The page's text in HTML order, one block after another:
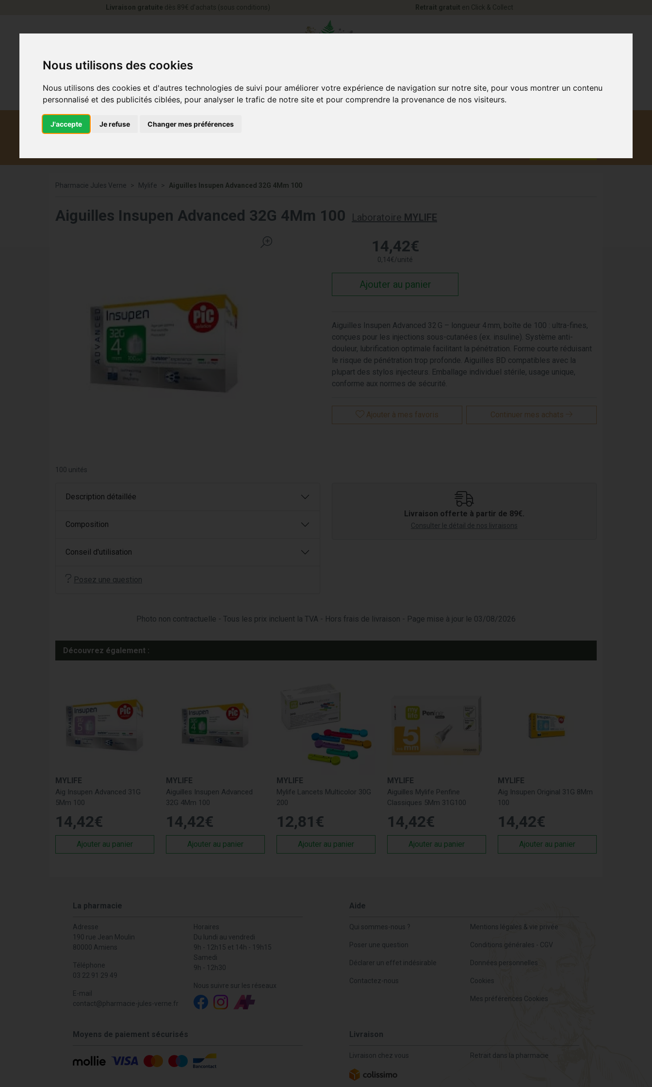
Nous utilisons des cookies
Nous utilisons des cookies et d'autres technologies de suivi pour améliorer votre expérience de navigation sur notre site, pour vous montrer un contenu
personnalisé et des publicités ciblées, pour analyser le trafic de notre site et pour comprendre la provenance de nos visiteurs.
J'accepte Je refuse Changer mes préférences
Livraison gratuite dès 89€ d’achats (sous conditions) Retrait gratuit en Click & Collect
Pharmacie Jules Verne Mylife Aiguilles Insupen Advanced 32G 4Mm 100
Aiguilles Insupen Advanced 32G 4Mm 100 Laboratoire MYLIFE
100 unités
14,42€
0,14€/unité
Ajouter au panier
Aiguilles Insupen Advanced 32 G – longueur 4 mm, boîte de 100 : ultra-fines,
conçues pour les injections sous-cutanées (ex. insuline). Système anti-
douleur, lubrification optimale facilitant la pénétration. Forme courte réduisant
le risque de pénétration trop profonde. Aiguilles BD compatibles avec la
plupart des stylos injecteurs. Emballage individuel stérile, usage unique,
conforme aux normes de sécurité.
Ajouter à mes favoris Continuer mes achats
Description détaillée
Composition
Conseil d'utilisation
Posez une question
Livraison offerte à partir de 89€.
Consulter le détail de nos livraisons
Photo non contractuelle - Tous les prix incluent la TVA - Hors frais de livraison - Page mise à jour le 03/08/2026
Découvrez également :
MYLIFE
Aig Insupen Advanced 31G
5Mm 100
14,42€
Ajouter au panier
MYLIFE
Aiguilles Insupen Advanced
32G 4Mm 100
14,42€
Ajouter au panier
MYLIFE
Mylife Lancets Multicolor 30G
200
12,81 €
Ajouter au panier
MYLIFE
Aiguilles Mylife Penfine
Classiques 5Mm 31G100
14,42€
Ajouter au panier
MYLIFE
Aig Insupen Original 31G 8Mm
100
14,42€
Ajouter au panier
La pharmacie
Adresse
190 rue Jean Moulin
80000 Amiens
Téléphone
03 22 91 29 49
E-mail
contact@pharmacie-jules-verne.fr
Horaires
Du lundi au vendredi
9h - 12h15 et 14h - 19h15
Samedi
9h - 12h30
Nous suivre sur les réseaux
Aide
Qui sommes-nous ?
Poser une question
Déclarer un effet indésirable
Contactez-nous
Mentions légales & vie privée
Conditions générales - CGV
Données personnelles
Cookies
Mes préférences Cookies
Moyens de paiement sécurisés Livraison
Livraison chez vous Retrait dans la pharmacie